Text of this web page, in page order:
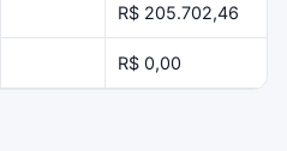
R$ 205.702,46
R$ 0,00